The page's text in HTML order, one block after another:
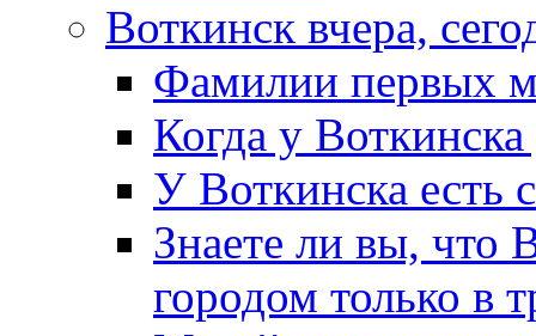
Воткинск вчера,
Фамилии первых
Когда у
У Воткинска есть
Знаете ли вы, что
городом только в